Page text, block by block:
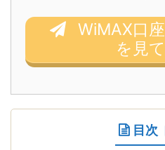
WiMAX口
を見
目次